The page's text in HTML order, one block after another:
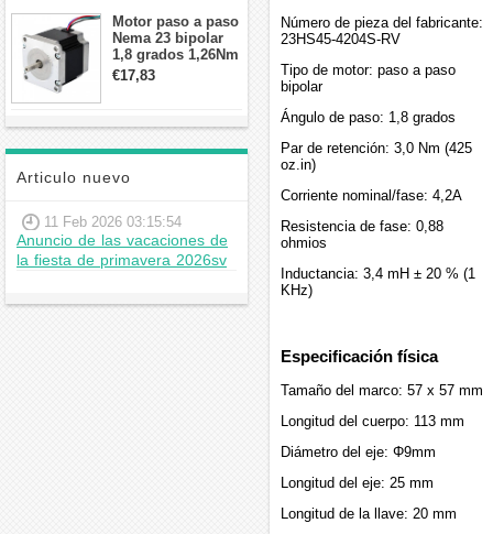
Motor paso a paso
Nema 23 bipolar
1,8 grados 1,26Nm
2,8A 2,5V
57x57x56mm 4
€17,83
Articulo nuevo
11 Feb 2026 03:15:54
Anuncio de las vacaciones de
la fiesta de primavera 2026sv
Número de pieza del fabricante:
23HS45-4204S-RV
Tipo de motor: paso a paso
bipolar
Ángulo de paso: 1,8 grados
Par de retención: 3,0 Nm (425
oz.in)
Corriente nominal/fase: 4,2A
Resistencia de fase: 0,88
ohmios
Inductancia: 3,4 mH ± 20 % (1
KHz)
Especificación física
Tamaño del marco: 57 x 57 mm
Longitud del cuerpo: 113 mm
Diámetro del eje: Φ9mm
Longitud del eje: 25 mm
Longitud de la llave: 20 mm